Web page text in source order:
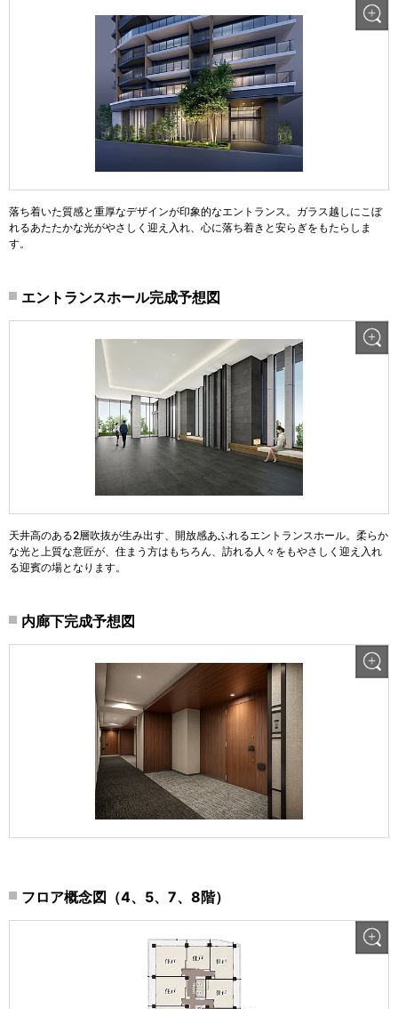
落ち着いた質感と重厚なデザインが印象的なエントランス。ガラス越しにこぼ
れるあたたかな光がやさしく迎え入れ、心に落ち着きと安らぎをもたらしま
す。
エントランスホール完成予想図
天井高のある2層吹抜が生み出す、開放感あふれるエントランスホール。柔らか
な光と上質な意匠が、住まう方はもちろん、訪れる人々をもやさしく迎え入れ
る迎賓の場となります。
内廊下完成予想図
フロア概念図（4、5、7、8階）